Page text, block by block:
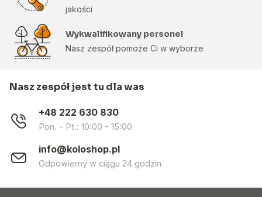
jakości
Wykwalifikowany personel
Nasz zespół pomoże Ci w wyborze
Nasz zespół jest tu dla was
+48 222 630 830
Pon. - Pt.: 10:00 - 15:00
info@koloshop.pl
Odpowiemy w ciągu 24 godzin